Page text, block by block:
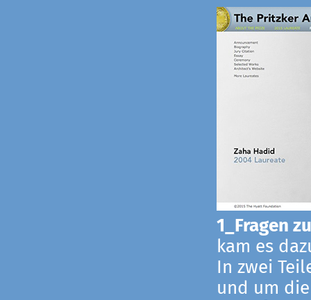
1_Fragen
kam es
In zwei
und um